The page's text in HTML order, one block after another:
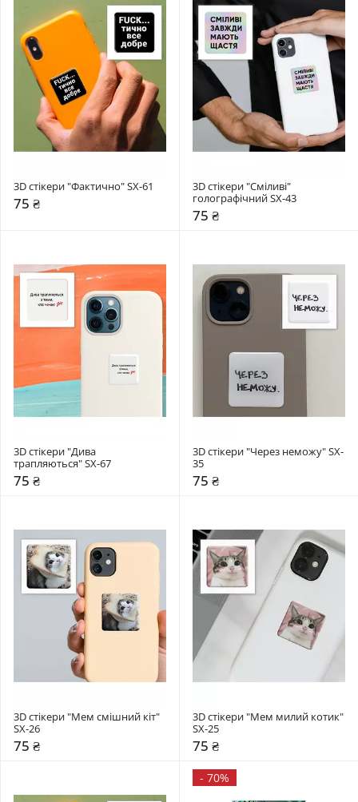
3D стікери "Фактично" SX-61
75 ₴
3D стікери "Сміливі"
голографічний SX-43
75 ₴
3D стікери "Дива
75 ₴
3D стікери "Через неможу" SX-
35
75 ₴
3D стікери "Мем смішний кіт"
SX-26
75 ₴
3D стікери "Мем милий котик"
SX-25
75 ₴
- 70%